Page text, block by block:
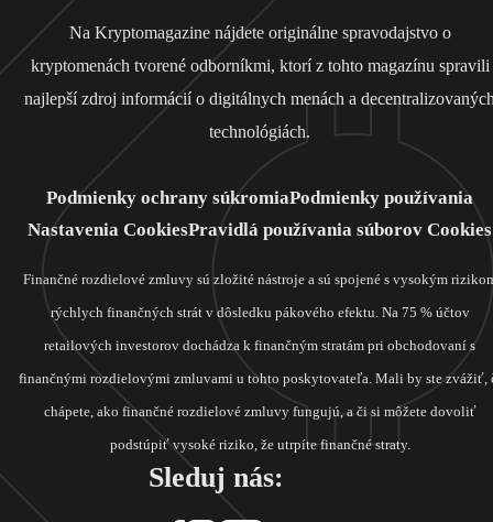
Na Kryptomagazine nájdete originálne spravodajstvo o
kryptomenách tvorené odborníkmi, ktorí z tohto magazínu spravili
najlepší zdroj informácií o digitálnych menách a
technológiách.
Podmienky ochrany súkromiaPodmienky používania
Nastavenia CookiesPravidlá používania súborov Cookies
Finančné rozdielové zmluvy sú zložité nástroje a sú spojené s vysokým
rýchlych finančných strát v dôsledku pákového efektu. Na 75 % účtov
retailových investorov dochádza k finančným stratám pri obchodovaní s
finančnými rozdielovými zmluvami u tohto poskytovateľa. Mali by ste zvážiť,
chápete, ako finančné rozdielové zmluvy fungujú, a či si môžete dovoliť
podstúpiť vysoké riziko, že utrpíte finančné straty.
Sleduj nás: